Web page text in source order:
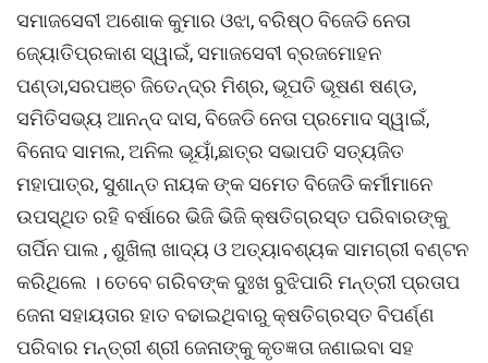
ସମାଜସେବୀ ଅଶୋକ କୁମାର ଓଝା, ବରିଷ୍ଠ ବିଜେଡି ନେତା
ଜ୍ୟୋତିପ୍ରକାଶ ସ୍ୱାଇଁ, ସମାଜସେବୀ ବ୍ରଜମୋହନ
ପଣ୍ଡା,ସରପଞ୍ଚ ଜିତେନ୍ଦ୍ର ମିଶ୍ର, ଭୂପତି ଭୂଷଣ ଷଣ୍ଡ,
ସମିତିସଭ୍ୟ ଆନନ୍ଦ ଦାସ, ବିଜେଡି ନେତା ପ୍ରମୋଦ ସ୍ୱାଇଁ,
ବିନୋଦ ସାମଲ, ଅନିଲ ଭୂୟାଁ,ଛାତ୍ର ସଭାପତି ସତ୍ୟଜିତ
ମହାପାତ୍ର, ସୁଶାନ୍ତ ନାୟକ ଙ୍କ ସମେତ ବିଜେଡି କର୍ମୀମାନେ
ଉପସ୍ଥିତ ରହି ବର୍ଷାରେ ଭିଜି ଭିଜି କ୍ଷତିଗ୍ରସ୍ତ ପରିବାରଙ୍କୁ
ତାର୍ପିନ ପାଲ , ଶୁଖିଲା ଖାଦ୍ୟ ଓ ଅତ୍ୟାବଶ୍ୟକ ସାମଗ୍ରୀ ବଣ୍ଟନ
କରିଥିଲେ । ତେବେ ଗରିବଙ୍କ ଦୁଃଖ ବୁଝିପାରି ମନ୍ତ୍ରୀ ପ୍ରତାପ
ଜେନା ସହାୟତାର ହାତ ବଢାଇଥିବାରୁ କ୍ଷତିଗ୍ରସ୍ତ ବିପର୍ଣ୍ଣ
ପରିବାର ମନ୍ତ୍ରୀ ଶ୍ରୀ ଜେନାଙ୍କୁ କୃତଜ୍ଞତା ଜଣାଇବା ସହ